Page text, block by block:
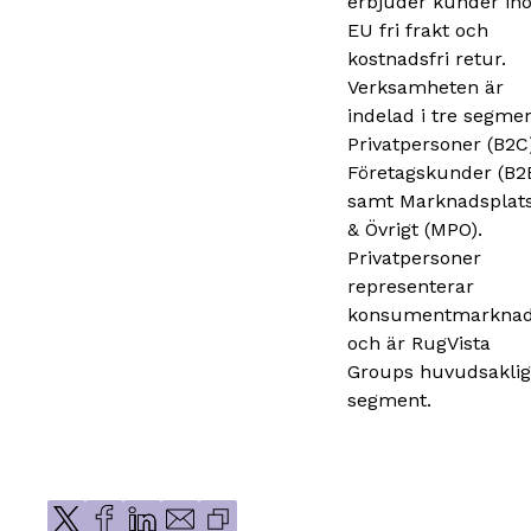
EU fri frakt och
kostnadsfri retur.
Verksamheten är
indelad i tre
Privatpersoner
Företagskunder
samt
& Övrigt (MPO).
Privatpersoner
representerar
och är RugVista
Groups
segment.